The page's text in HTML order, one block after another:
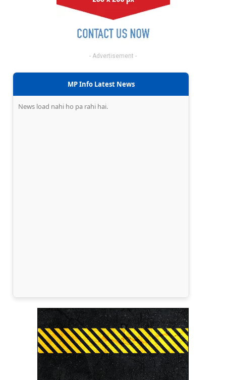
- Advertisement -
MP Info Latest News
News load nahi ho pa rahi hai.